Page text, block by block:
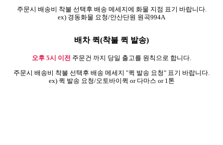
주문시 배송비 착불 선택후 배송 메세지에 화물 지점 표기 바랍니다.
ex) 경동화물 요청/안산단원 원곡994A
배차 퀵(착불 퀵 발송)
오후 5시 이전 주문건 까지 당일 출고를 원칙으로 합니다.
주문시 배송비 착불 선택후 배송 메세지 "퀵 발송 요청" 표기 바랍니다.
ex) 퀵 발송 요청/오토바이퀵 or 다마스 or 1톤